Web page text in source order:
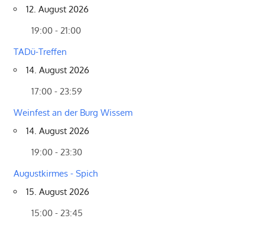
12. August 2026
19:00 - 21:00
TADü-Treffen
14. August 2026
17:00 - 23:59
Weinfest an der Burg Wissem
14. August 2026
19:00 - 23:30
Augustkirmes - Spich
15. August 2026
15:00 - 23:45